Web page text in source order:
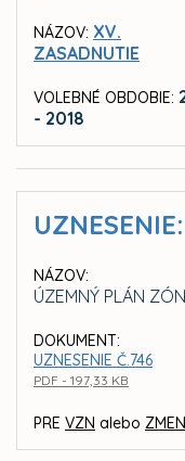
NÁZOV: XV.
ZASADNUTIE
VOLEBNÉ OBDOBIE:
- 2018
UZNESENIE:
NÁZOV:
ÚZEMNÝ PLÁN
DOKUMENT:
UZNESENIE Č.746
PDF - 197,33 KB
PRE VZN alebo